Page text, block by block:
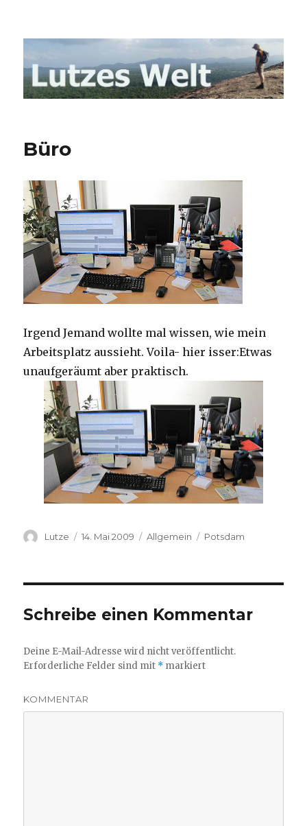
Lutzes- Welt Blog
Büro
Irgend Jemand wollte mal wissen, wie mein
Arbeitsplatz aussieht. Voila- hier isser:Etwas
unaufgeräumt aber praktisch.
Autor
Lutze
Veröffentlicht
14. Mai 2009 Kategorien
Allgemein Schlagwörter
Potsdam
Schreibe einen Kommentar
Deine E-Mail-Adresse wird nicht veröffentlicht.
Erforderliche Felder sind mit * markiert
KOMMENTAR